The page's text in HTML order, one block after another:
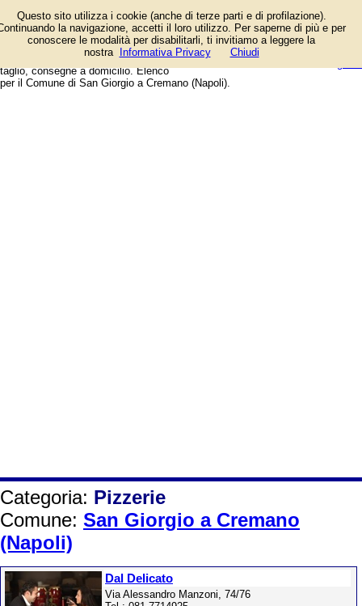
napoletane, come la margherita,
la marinara, la capricciosa, il
ripieno e altre fantasiose
composizioni. Pizze da asporto, al
taglio, consegne a domicilio. Elenco
per il Comune di San Giorgio a Cremano (Napoli).
Categoria: Pizzerie
Comune: San Giorgio a Cremano
(Napoli)
Dal Delicato
Via Alessandro Manzoni, 74/76
Questo sito utilizza i cookie (anche di terze parti e di profilazione).
la navigazione, accetti il loro utilizzo. Per saperne di più e per
conoscere le modalità per disabilitarli, ti invitiamo a leggere la
nostra
Informativa Privacy Chiudi